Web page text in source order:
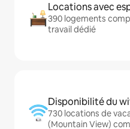
Locations avec
390 logements
travail dédié
Disponibilité du
730 locations de
(Mountain View)